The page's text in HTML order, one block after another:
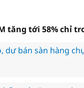
tăng tới 58% chỉ
dư bán sàn hàng